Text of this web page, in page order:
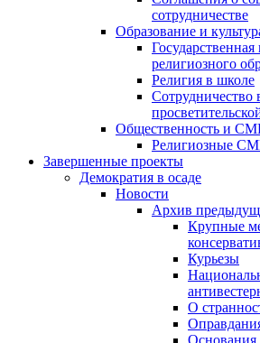
сотрудничестве
Образование и
религиозного
Религия в школе
Сотрудничество
Общественность и
Религиозные
Завершенные проекты
Демократия в осаде
Новости
Архив
Крупные
Курьезы
О